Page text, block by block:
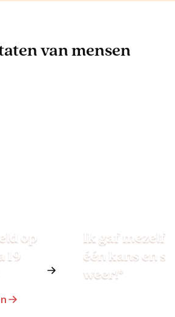
van mensen
op
19
Ik gaf mezelf
één kans en
weer!*